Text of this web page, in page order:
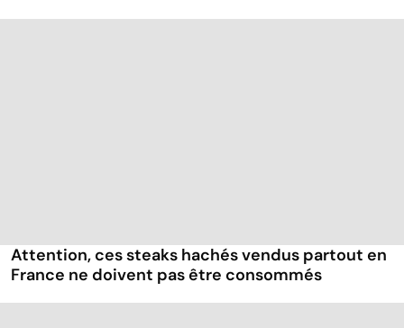
Attention, ces steaks hachés vendus partout en
France ne doivent pas être consommés